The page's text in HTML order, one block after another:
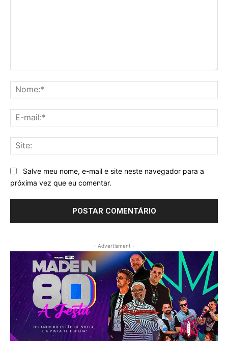
Salve meu nome, e-mail e site neste navegador para a
próxima vez que eu comentar.
- Advertisment -